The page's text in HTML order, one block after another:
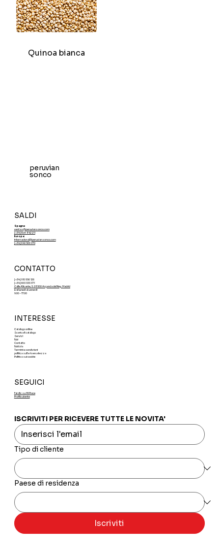
Quinoa bianca
peruvian
sonco
CONTATTO
[+34] 910 556 126
[+34] 663 333 371
Calle Alicante, 5. 28500 Arganda del Rey. Madrid
Dal lunedì al venerdì
9:00 - 17:00
INTERESSE
Catalogo online
Scarica il catalogo
Servizi
Noi
Contatto
Notizia
Termini e condizioni
politica sulla riservatezza
Politica sui cookie
SALDI
Spagna:
ventas@peruviansonco.com
[+34] 608 842 211
Europa:
internacional@peruviansonco.com
[+34] 640 566 070
SEGUICI
Fai clic su Mi Piace
Profilo utente
ISCRIVITI PER RICEVERE TUTTE LE NOVITA'
Tipo di cliente
Paese di residenza
Iscriviti